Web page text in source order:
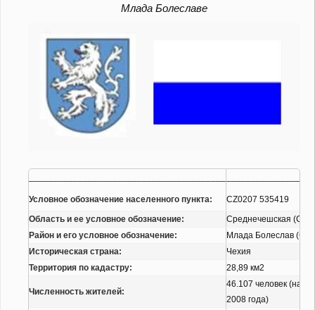
Млада Болеславе
Условное обозначение населенного пункта:
CZ0207 535419
Область и ее условное обозначение:
Среднечешская
Район и его условное обозначение:
Mлада Болеслав
Историческая страна:
Чехия
Территория по кадастру:
28,89 км2
Численность жителей:
46.107 человек (на 29
2008 года)